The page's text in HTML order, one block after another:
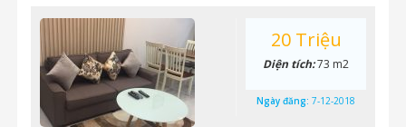
20 Triệu
Diện tích:73 m2
Ngày đăng: 7-12-2018